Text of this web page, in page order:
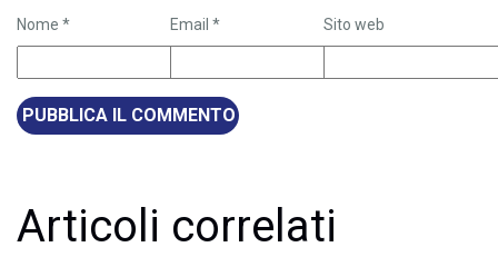
Nome * Email * Sito web
Articoli correlati